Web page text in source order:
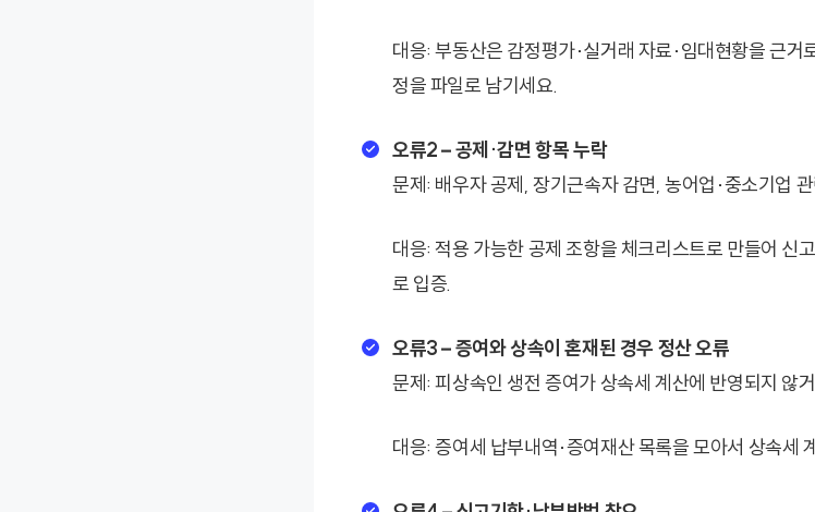
대응: 부동산은 감정평가·실거래 자료·임대현황을 근거
정을 파일로 남기세요.
오류2 – 공제·감면 항목 누락
문제: 배우자 공제, 장기근속자 감면, 농어업·중소기업
대응: 적용 가능한 공제 조항을 체크리스트로 만들어 신
로 입증.
오류3 – 증여와 상속이 혼재된 경우 정산 오류
문제: 피상속인 생전 증여가 상속세 계산에 반영되지 않
대응: 증여세 납부내역·증여재산 목록을 모아서 상속세